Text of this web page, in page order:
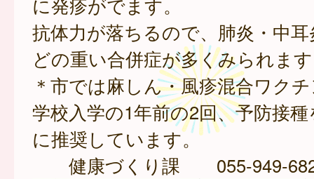
に発疹がでます。
抗体力が落ちるので、肺炎・中
どの重い合併症が多くみられま
＊市では麻しん・風疹混合ワク
学校入学の1年前の2回、予防接
に推奨しています。
健康づくり課 055-949-